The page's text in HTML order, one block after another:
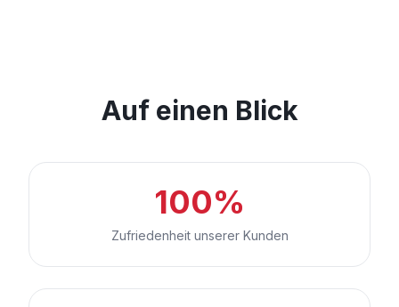
Auf einen Blick
100%
Zufriedenheit unserer Kunden